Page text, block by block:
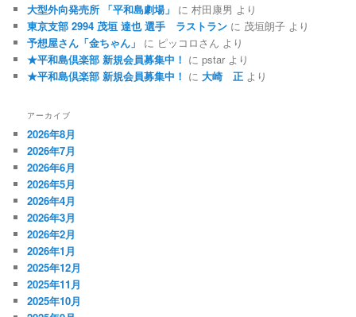
大型外向発売所 「平和島劇場」 に村田康男 より
東京支部 2994 茂垣 達也 選手 ラストラン に 茂垣朗子 より
予想屋さん「金ちゃん」
に ピッコロさん より
★平和島倶楽部 新規会員募集中！ にpstar より
★平和島倶楽部 新規会員募集中！ に大崎 正 より
アーカイブ
2026年8月
2026年7月
2026年6月
2026年5月
2026年4月
2026年3月
2026年2月
2026年1月
2025年12月
2025年11月
2025年10月